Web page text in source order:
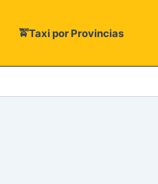
🚖Taxi por Provincias